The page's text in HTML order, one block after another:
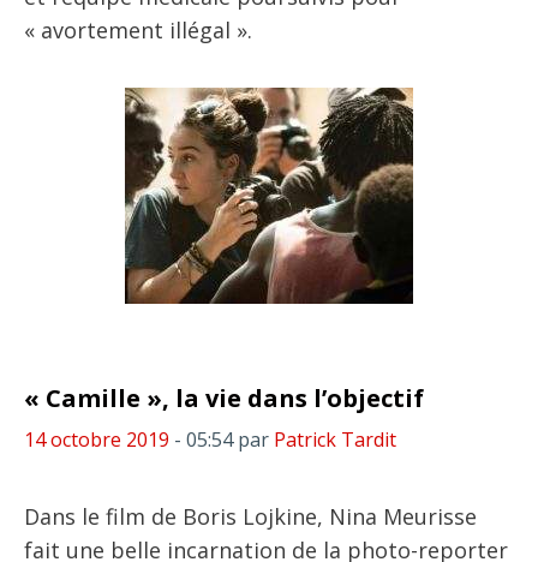
« avortement illégal ».
« Camille », la vie dans l’objectif
14 octobre 2019 - 05:54 par Patrick Tardit
Dans le film de Boris Lojkine, Nina Meurisse
fait une belle incarnation de la photo-reporter